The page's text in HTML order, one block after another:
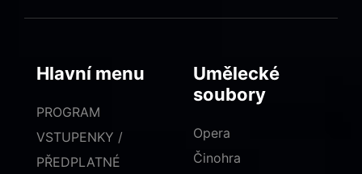
Hlavní menu
PROGRAM
VSTUPENKY /
PŘEDPLATNÉ
Umělecké
soubory
Opera
Činohra